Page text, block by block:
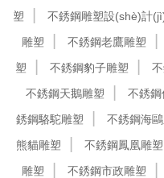
塑
不銹鋼雕塑設(shè)計
雕塑
不銹鋼老鷹雕塑
塑
不銹鋼豹子雕塑
不銹鋼天鵝雕塑
不銹鋼
銹鋼駱駝雕塑
不銹鋼海
熊貓雕塑
不銹鋼鳳凰雕塑
雕塑
不銹鋼市政雕塑